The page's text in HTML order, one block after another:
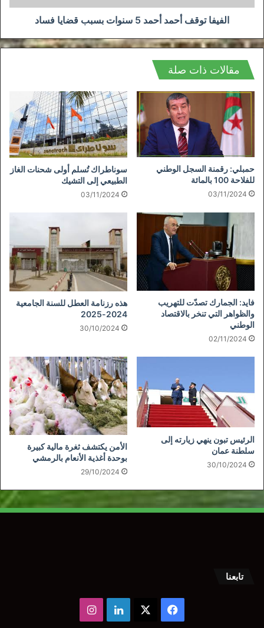
فساد
الفيفا توقف أحمد أحمد 5 سنوات بسبب قضايا فساد
مقالات ذات صلة
حمبلي: رقمنة السجل الوطني
للفلاحة 100 بالمائة
03/11/2024
سوناطراك تُسلم أولى شحنات الغاز
الطبيعي إلى التشيك
03/11/2024
فايد: الجمارك تصدّت للتهريب
والظواهر التي تنخر بالاقتصاد
الوطني
02/11/2024
هذه رزنامة العطل للسنة الجامعية
2024-2025
30/10/2024
الرئيس تبون ينهي زيارته إلى
سلطنة عمان
30/10/2024
الأمن يكتشف ثغرة مالية كبيرة
بوحدة أغذية الأنعام بالرمشي
29/10/2024
تابعنا
فيسبوك لينكدإنانستقرام